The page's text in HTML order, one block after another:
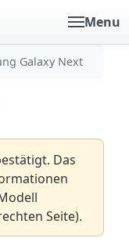
Menu
Galaxy Next
Das
Seite).